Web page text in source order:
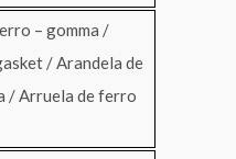
– gomma /
/ Arandela de
/ Arruela de ferro